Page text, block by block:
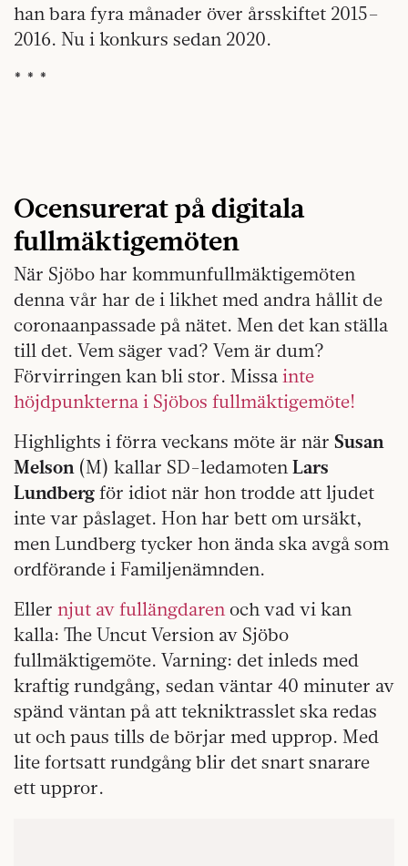
han bara fyra månader över årsskiftet 2015–
2016. Nu i konkurs sedan 2020.
* * *
Ocensurerat på digitala
fullmäktigemöten
När Sjöbo har kommunfullmäktigemöten
denna vår har de i likhet med andra hållit de
coronaanpassade på nätet. Men det kan ställa
till det. Vem säger vad? Vem är dum?
Förvirringen kan bli stor. Missa inte
höjdpunkterna i Sjöbos fullmäktigemöte!
Highlights i förra veckans möte är när Susan
Melson (M) kallar SD-ledamoten Lars
Lundberg för idiot när hon trodde att ljudet
inte var påslaget. Hon har bett om ursäkt,
men Lundberg tycker hon ända ska avgå som
ordförande i Familjenämnden.
Eller njut av fullängdaren och vad vi kan
kalla: The Uncut Version av Sjöbo
fullmäktigemöte. Varning: det inleds med
kraftig rundgång, sedan väntar 40 minuter av
spänd väntan på att tekniktrasslet ska redas
ut och paus tills de börjar med upprop. Med
lite fortsatt rundgång blir det snart snarare
ett uppror.